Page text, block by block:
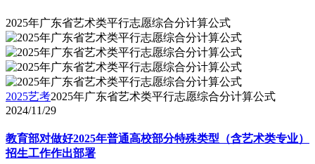
2025年广东省艺术类平行志愿综合分计算公式
2025艺考2025年广东省艺术类平行志愿综合分计算公式
2024/11/29
教育部对做好2025年普通高校部分特殊类型（含艺术类专业）
招生工作作出部署